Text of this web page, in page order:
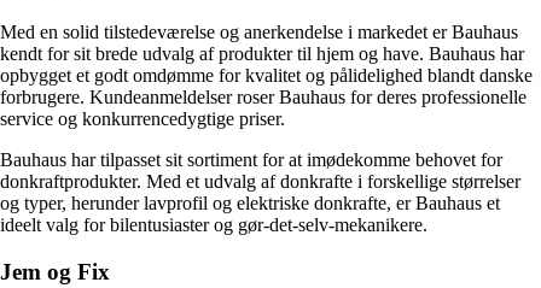
Med en solid tilstedeværelse og anerkendelse i markedet er Bauhaus
kendt for sit brede udvalg af produkter til hjem og have. Bauhaus har
opbygget et godt omdømme for kvalitet og pålidelighed blandt danske
forbrugere. Kundeanmeldelser roser Bauhaus for deres professionelle
service og konkurrencedygtige priser.
Bauhaus har tilpasset sit sortiment for at imødekomme behovet for
donkraftprodukter. Med et udvalg af donkrafte i forskellige størrelser
og typer, herunder lavprofil og elektriske donkrafte, er Bauhaus et
ideelt valg for bilentusiaster og gør-det-selv-mekanikere.
Jem og Fix